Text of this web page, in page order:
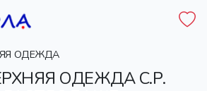
ОДЕЖДА
ОДЕЖДА C.P.